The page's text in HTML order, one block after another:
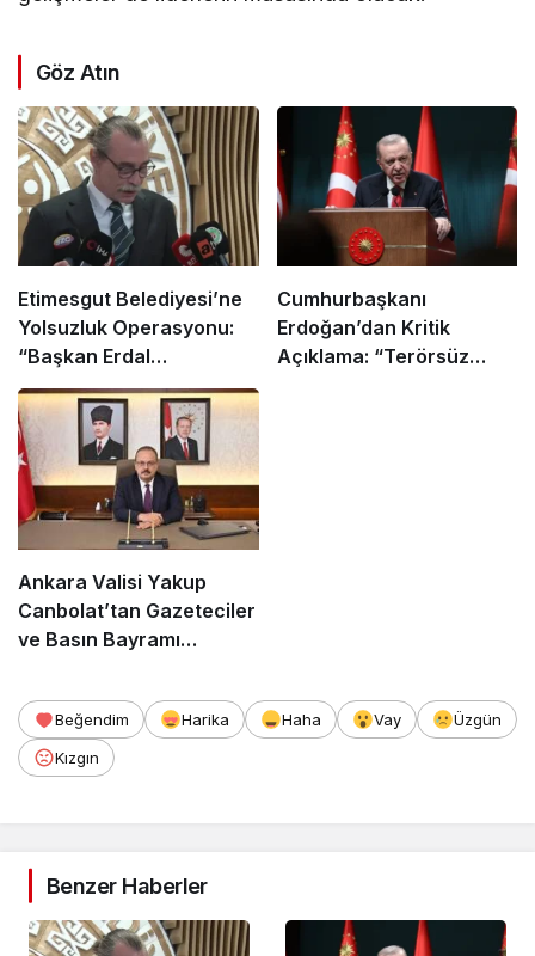
Göz Atın
Etimesgut Belediyesi’ne
Yolsuzluk Operasyonu:
“Başkan Erdal
Beşikçioğlu Dahil 52 Kişi
Gözaltına Alındı”
Cumhurbaşkanı
Erdoğan’dan Kritik
Açıklama: “Terörsüz
Ankara Valisi Yakup
Canbolat’tan Gazeteciler
ve Basın Bayramı
Beğendim Harika Haha Vay
Üzgün
Kızgın
Benzer Haberler